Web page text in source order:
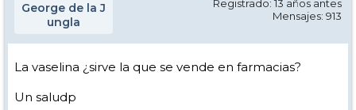
George de la J
ungla
Registrado: 13 años antes
Mensajes: 913
La vaselina ¿sirve la que se vende en farmacias?
Un saludp